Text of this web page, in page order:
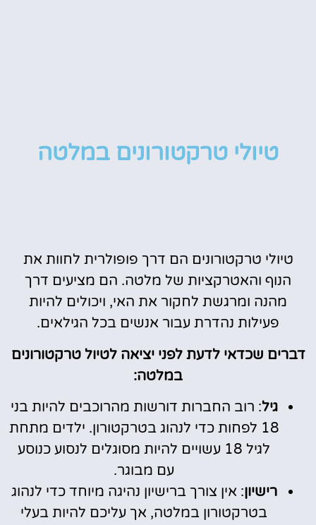
טיולי טרקטורונים במלטה
טיולי טרקטורונים הם דרך פופולרית לחוות את
הנוף והאטרקציות של מלטה. הם מציעים דרך
מהנה ומרגשת לחקור את האי, ויכולים להיות
פעילות נהדרת עבור אנשים בכל הגילאים.
דברים שכדאי לדעת לפני יציאה לטיול טרקטורונים
במלטה:
גיל: רוב החברות דורשות מהרוכבים להיות בני
18 לפחות כדי לנהוג בטרקטורון. ילדים מתחת
לגיל 18 עשויים להיות מסוגלים לנסוע כנוסע
עם מבוגר.
רישיון: אין צורך ברישיון נהיגה מיוחד כדי לנהוג
בטרקטורון במלטה, אך עליכם להיות בעלי